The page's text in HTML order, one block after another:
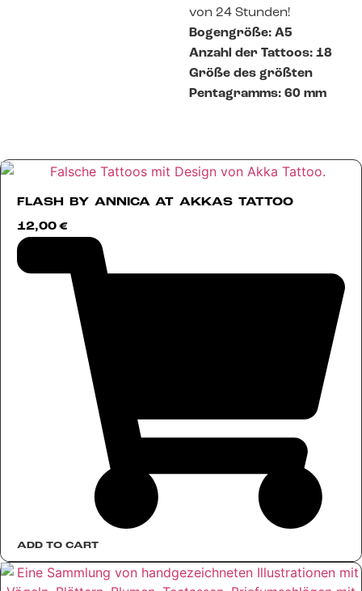
von 24 Stunden!
Bogengröße: A5
Anzahl der Tattoos: 18
Größe des größten
Pentagramms: 60 mm
FLASH BY ANNICA AT AKKAS TATTOO
12,00 €
ADD TO CART